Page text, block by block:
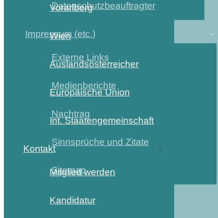
Datenschutzbeauftragter
Impressum (etc.)
Externe Links
Medienberichte
Nachtrag
Sinnsprüche und Zitate
Sitemap
Vorarlberg
Wien
Auslandsösterreicher
Europäische Union
Int. Staatengemeinschaft
Kontakt
Mitglied werden
Kandidatur